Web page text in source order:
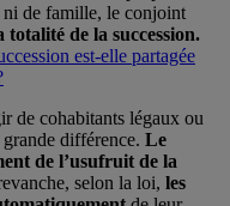
ni de famille, le conjoint
de la succession.
est-elle partagée
de cohabitants légaux ou
différence. Le
de l’usufruit de la
selon la loi, les